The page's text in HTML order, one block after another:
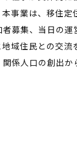
事業は、移住
募集、当日の
域住民との交
係人口の創出